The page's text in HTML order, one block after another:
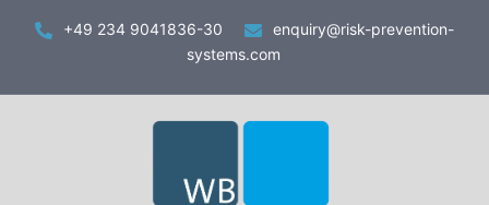
Inhalt
+49 234 9041836-30
enquiry@risk-prevention-
systems.com